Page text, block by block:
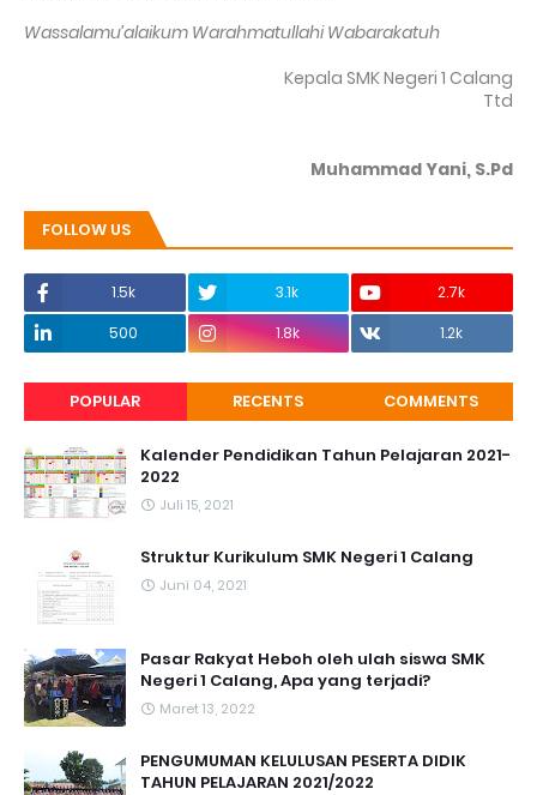
Wassalamu’alaikum Warahmatullahi Wabarakatuh
Kepala SMK Negeri 1 Calang
Ttd
Muhammad Yani, S.Pd
FOLLOW US
1.5k 3.1k
2.7k
500
1.8k 1.2k
POPULAR RECENTS COMMENTS
Kalender Pendidikan Tahun Pelajaran 2021-
2022
Juli 15, 2021
Struktur Kurikulum SMK Negeri 1 Calang
Juni 04, 2021
Pasar Rakyat Heboh oleh ulah siswa SMK
Negeri 1 Calang, Apa yang terjadi?
Maret 13, 2022
PENGUMUMAN KELULUSAN PESERTA DIDIK
TAHUN PELAJARAN 2021/2022